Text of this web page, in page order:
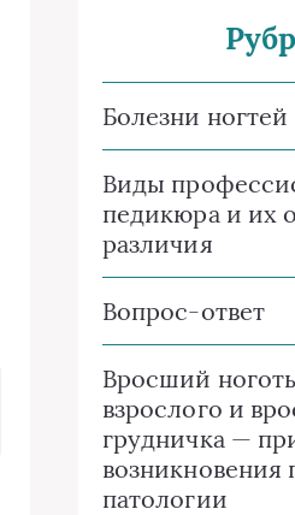
Болезни ногтей
Виды
педикюра и их
различия
Вопрос-ответ
Вросший
взрослого и
грудничка —
возникновения
патологии